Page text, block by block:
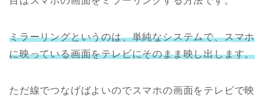
ミラーリングというのは、単純なシステムで、スマホ
に映っている画面をテレビにそのまま映し出します。
ただ線でつなげばよいのでスマホの画面をテレビで映